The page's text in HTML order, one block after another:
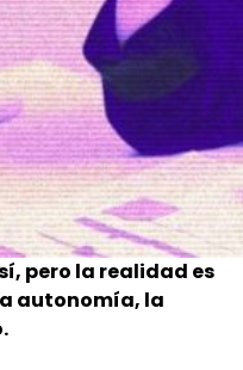
pero la realidad es
autonomía, la